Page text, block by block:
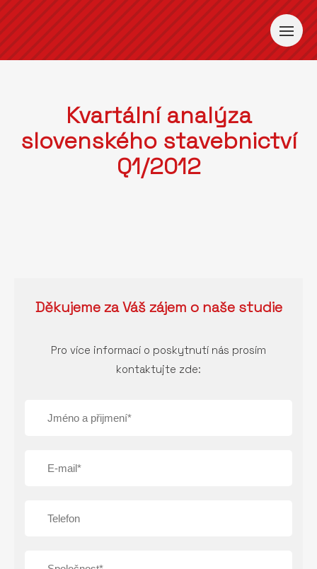
Kvartální analýza
slovenského stavebnictví
Q1/2012
Děkujeme za Váš zájem o naše studie
Pro více informací o poskytnutí nás prosím
kontaktujte zde: